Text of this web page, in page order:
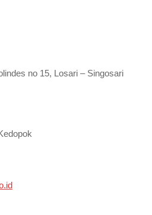
no 15, Losari – Singosari